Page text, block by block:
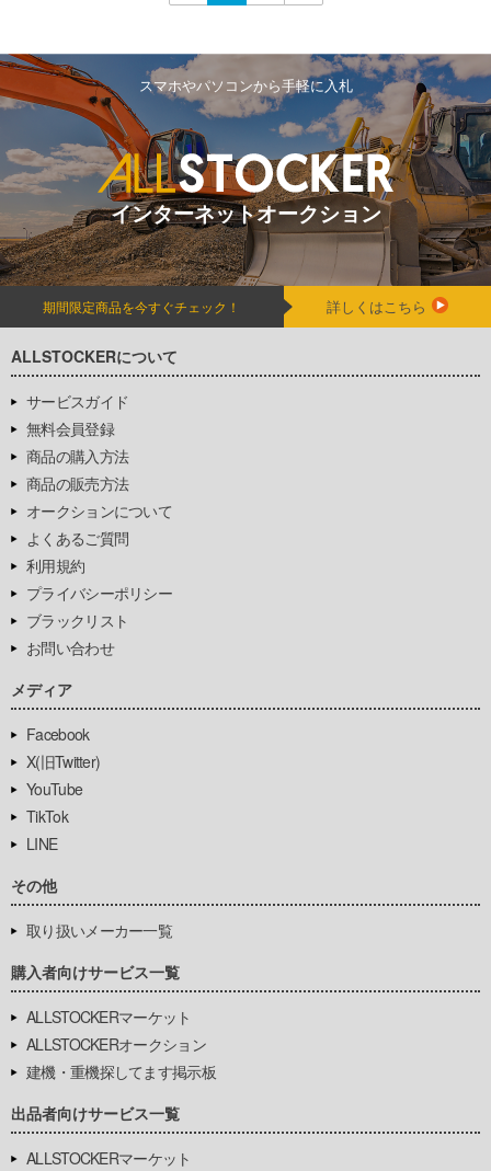
スマホやパソコンから手軽に入札
インターネットオークション
期間限定商品を今すぐチェック！ 詳しくはこちら
ALLSTOCKERについて
サービスガイド
無料会員登録
商品の購入方法
商品の販売方法
オークションについて
よくあるご質問
利用規約
プライバシーポリシー
ブラックリスト
お問い合わせ
メディア
Facebook
X(旧Twitter)
YouTube
TikTok
LINE
その他
取り扱いメーカー一覧
購入者向けサービス一覧
ALLSTOCKERマーケット
ALLSTOCKERオークション
建機・重機探してます掲示板
出品者向けサービス一覧
ALLSTOCKERマーケット